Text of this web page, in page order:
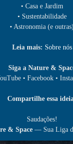
• Casa e Jardim
• Sustentabilidade
• Astronomia (e outras)
Leia mais: Sobre nós
Siga a Nature &
• Facebook •
Compartilhe essa
Saudações!
& Space— Sua Liga